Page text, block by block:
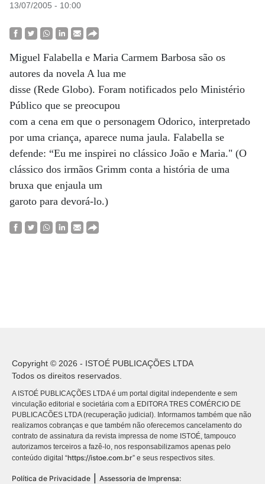
13/07/2005 - 10:00
Miguel Falabella e Maria Carmem Barbosa são os
autores da novela A lua me
disse (Rede Globo). Foram notificados pelo Ministério
Público que se preocupou
com a cena em que o personagem Odorico, interpretado
por uma criança, aparece numa jaula. Falabella se
defende: “Eu me inspirei no clássico João e Maria." (O
clássico dos irmãos Grimm conta a história de uma
bruxa que enjaula um
garoto para devorá-lo.)
Copyright © 2026 - ISTOÉ PUBLICAÇÕES LTDA
Todos os direitos reservados.
A ISTOÉ PUBLICAÇÕES LTDA é um portal digital independente e sem
vinculação editorial e societária com a EDITORA TRES COMÉRCIO DE
PUBLICACÕES LTDA (recuperação judicial). Informamos também que não
realizamos cobranças e que também não oferecemos cancelamento do
contrato de assinatura da revista impressa de nome ISTOÉ, tampouco
autorizamos terceiros a fazê-lo, nos responsabilizamos apenas pelo
conteúdo digital “https://istoe.com.br” e seus respectivos sites.
Política de Privacidade Assessoria de Imprensa: